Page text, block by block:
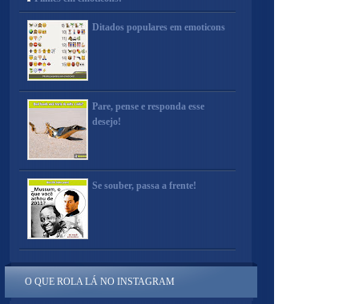
Ditados populares em emoticons
Pare, pense e responda esse
desejo!
Se souber, passa a frente!
O QUE ROLA LÁ NO INSTAGRAM